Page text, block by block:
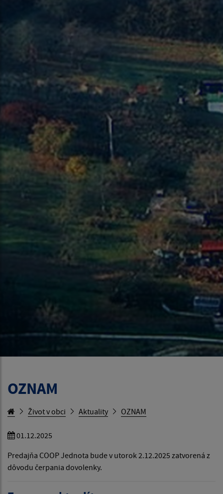
OZNAM
Život v obci Aktuality OZNAM
01.12.2025
Predajňa COOP Jednota bude v utorok 2.12.2025 zatvorená z
dôvodu čerpania dovolenky.